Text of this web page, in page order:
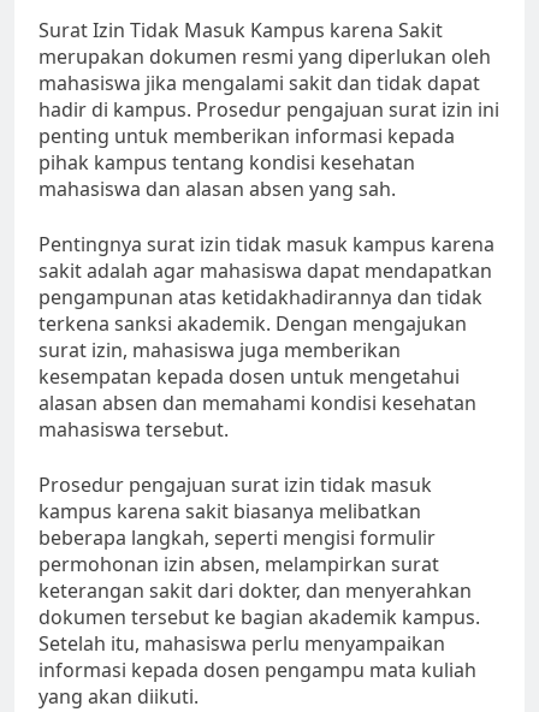
Surat Izin Tidak Masuk Kampus karena Sakit
merupakan dokumen resmi yang diperlukan oleh
mahasiswa jika mengalami sakit dan tidak dapat
hadir di kampus. Prosedur pengajuan surat izin ini
penting untuk memberikan informasi kepada
pihak kampus tentang kondisi kesehatan
mahasiswa dan alasan absen yang sah.
Pentingnya surat izin tidak masuk kampus karena
sakit adalah agar mahasiswa dapat mendapatkan
pengampunan atas ketidakhadirannya dan tidak
terkena sanksi akademik. Dengan mengajukan
surat izin, mahasiswa juga memberikan
kesempatan kepada dosen untuk mengetahui
alasan absen dan memahami kondisi kesehatan
mahasiswa tersebut.
Prosedur pengajuan surat izin tidak masuk
kampus karena sakit biasanya melibatkan
beberapa langkah, seperti mengisi formulir
permohonan izin absen, melampirkan surat
keterangan sakit dari dokter, dan menyerahkan
dokumen tersebut ke bagian akademik kampus.
Setelah itu, mahasiswa perlu menyampaikan
informasi kepada dosen pengampu mata kuliah
yang akan diikuti.